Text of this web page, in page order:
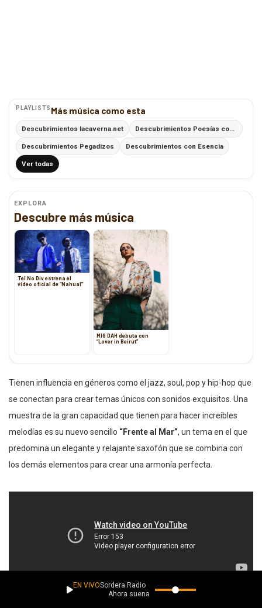
PLAYLISTS Más música como esta
Descubrimientos lacaverna.net
Descubrimientos Pegadizos Descubrimientos con Esencia
Ver todas
EXPLORA
Descubre más música
Tel No Div estrena el
vídeo oficial de “Nahual”
MIG DAH debuta con
“Lover in Beirut”
Tienen influencia en géneros como el jazz, soul, pop y hip-hop que
se conectan para crear temas únicos con sonidos exquisitos. Una
muestra de la gran capacidad que tienen para hacer increíbles
melodías es su nuevo sencillo “Frente al Mar”, un tema en el que
predomina un elegante y relajante saxofón que se combina con
los demás elementos para crear una armonía perfecta.
EN VIVOSordera Radio
Ahora suena